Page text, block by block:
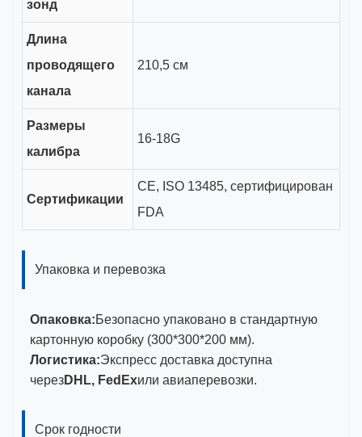
зонд
Длина
проводящего
канала
210,5 см
Размеры
калибра
16-18G
Сертификации
CE, ISO 13485, сертифицирован
FDA
Упаковка и перевозка
Опаковка:Безопасно упаковано в стандартную
картонную коробку (300*300*200 мм).
Логистика:Экспресс доставка доступна
черезDHL, FedExили авиаперевозки.
Срок годности